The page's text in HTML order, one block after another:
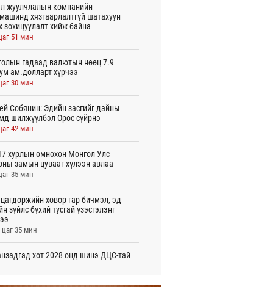
жуулчлалын компанийн
хязгаарлалтгүй шатахуун
зохицуулалт хийж байна
51 мин
гадаад валютын нөөц 7.9
ам.долларт хүрчээ
30 мин
Собянин: Эдийн засгийг дайны
шилжүүлбэл Орос сүйрнэ
42 мин
хурлын өмнөхөн Монгол Улс
замын цувааг хүлээн авлаа
35 мин
ховор гар бичмэл, эд
зүйлс бүхий тусгай үзэсгэлэнг
цаг 35 мин
хот 2028 онд шинэ ДЦС-тай